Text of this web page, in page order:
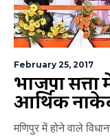
February 25, 2017
भाजपा
आर्थिक
मणिपुर में होने वाले